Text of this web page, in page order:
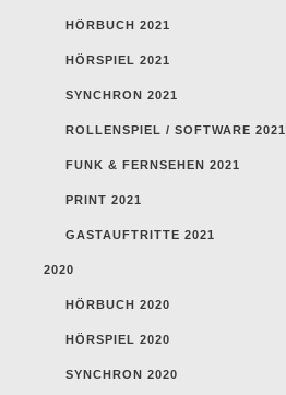
HÖRBUCH 2021
HÖRSPIEL 2021
SYNCHRON 2021
ROLLENSPIEL / SOFTWARE 2021
FUNK & FERNSEHEN 2021
PRINT 2021
GASTAUFTRITTE 2021
2020
HÖRBUCH 2020
HÖRSPIEL 2020
SYNCHRON 2020